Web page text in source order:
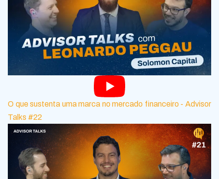
O que sustenta uma marca no mercado financeiro - Advisor
Talks #22